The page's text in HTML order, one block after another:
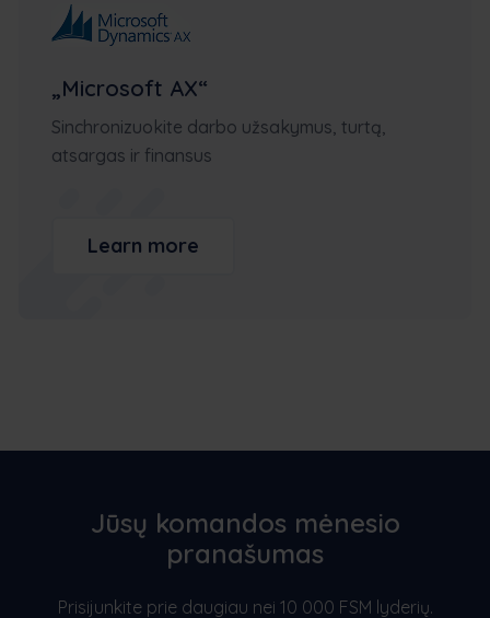
„Microsoft AX“
Sinchronizuokite darbo užsakymus, turtą,
atsargas ir finansus
Learn more
Jūsų komandos mėnesio
pranašumas
Prisijunkite prie daugiau nei 10 000 FSM lyderių.